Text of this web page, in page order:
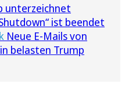
unterzeichnet
ist beendet
Neue E-Mails von
belasten Trump